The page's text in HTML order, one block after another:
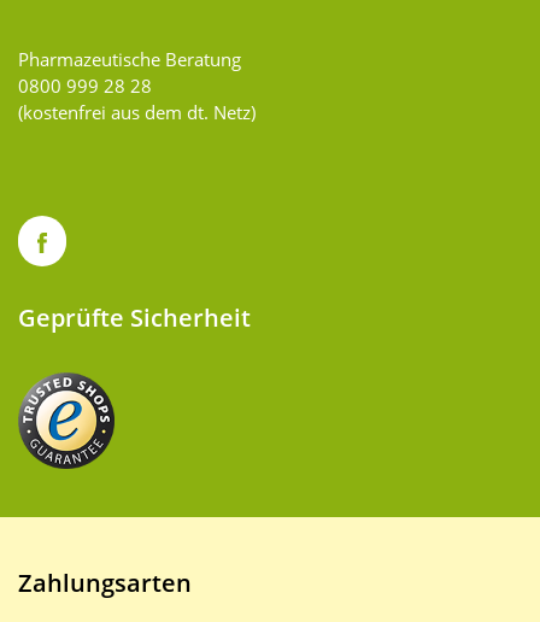
Pharmazeutische Beratung
0800 999 28 28
(kostenfrei aus dem dt. Netz)
Geprüfte Sicherheit
Zahlungsarten